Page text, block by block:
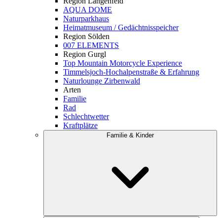
AQUA DOME
Naturparkhaus
Heimatmuseum / Gedächtnisspeicher
Region Sölden
007 ELEMENTS
Region Gurgl
Top Mountain Motorcycle Experience
Timmelsjoch-Hochalpenstraße & Erfahrung
Naturlounge Zirbenwald
Arten
Familie
Rad
Schlechtwetter
Kraftplätze
Familie & Kinder